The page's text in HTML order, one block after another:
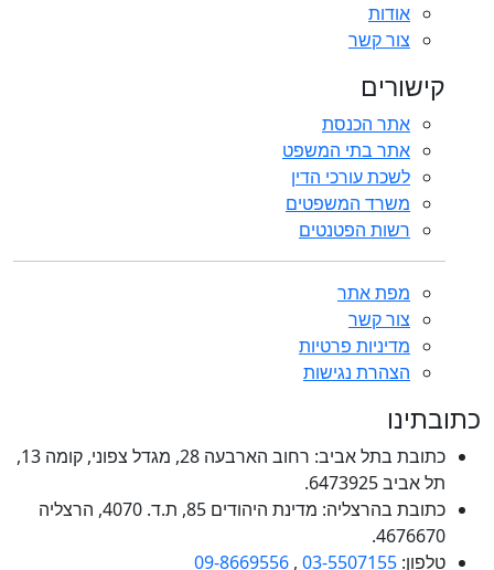
אודות
צור קשר
קישורים
אתר הכנסת
אתר בתי המשפט
לשכת עורכי הדין
משרד המשפטים
רשות הפטנטים
מפת אתר
צור קשר
מדיניות פרטיות
הצהרת נגישות
כתובתינו
כתובת בתל אביב: רחוב הארבעה 28, מגדל צפוני, קומה 13,
תל אביב 6473925.
כתובת בהרצליה: מדינת היהודים 85, ת.ד. 4070, הרצליה
4676670.
טלפון: 03-5507155
,
09-8669556